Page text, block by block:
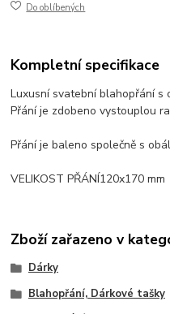
Do oblíbených
Kompletní specifikace
Luxusní svatební blahopřání s
Přání je zdobeno vystouplou
Přání je baleno společně s
VELIKOST PŘÁNÍ120x170 mm
Zboží zařazeno v
Dárky
Blahopřání, Dárkové tašky